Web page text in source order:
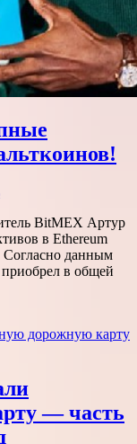
BitMEX Артур
в Ethereum
Согласно данным
приобрел в общей
— часть